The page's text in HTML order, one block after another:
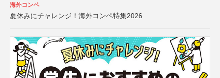
海外コンペ
夏休みにチャレンジ！海外コンペ特集2026